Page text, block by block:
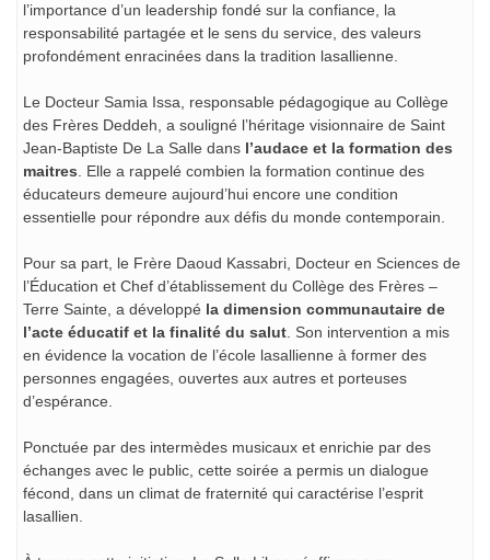
l’importance d’un leadership fondé sur la confiance, la
responsabilité partagée et le sens du service, des valeurs
profondément enracinées dans la tradition lasallienne.
Le Docteur Samia Issa, responsable pédagogique au Collège
des Frères Deddeh, a souligné l’héritage visionnaire de Saint
Jean-Baptiste De La Salle dans l’audace et la formation des
maitres. Elle a rappelé combien la formation continue des
éducateurs demeure aujourd’hui encore une condition
essentielle pour répondre aux défis du monde contemporain.
Pour sa part, le Frère Daoud Kassabri, Docteur en Sciences de
l’Éducation et Chef d’établissement du Collège des Frères –
Terre Sainte, a développé la dimension communautaire de
l’acte éducatif et la finalité du salut. Son intervention a mis
en évidence la vocation de l’école lasallienne à former des
personnes engagées, ouvertes aux autres et porteuses
d’espérance.
Ponctuée par des intermèdes musicaux et enrichie par des
échanges avec le public, cette soirée a permis un dialogue
fécond, dans un climat de fraternité qui caractérise l’esprit
lasallien.